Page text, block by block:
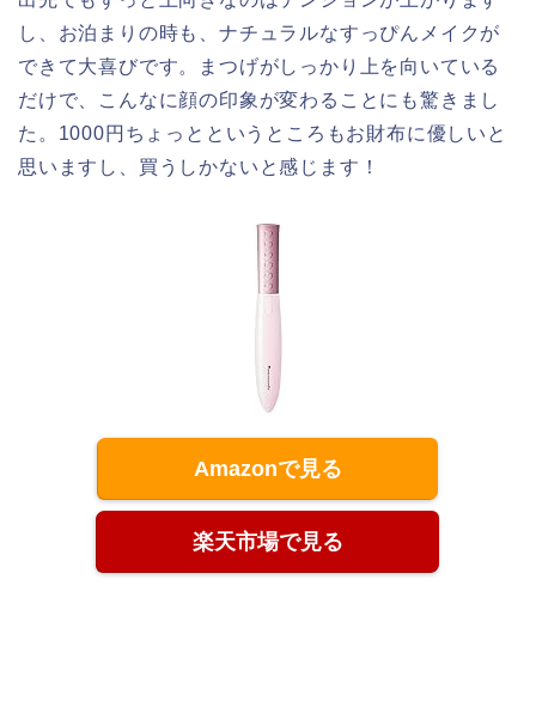
し、お泊まりの時も、ナチュラルなすっぴんメイクが
できて大喜びです。まつげがしっかり上を向いている
だけで、こんなに顔の印象が変わることにも驚きまし
た。1000円ちょっとというところもお財布に優しいと
思いますし、買うしかないと感じます！
Amazonで見る
楽天市場で見る